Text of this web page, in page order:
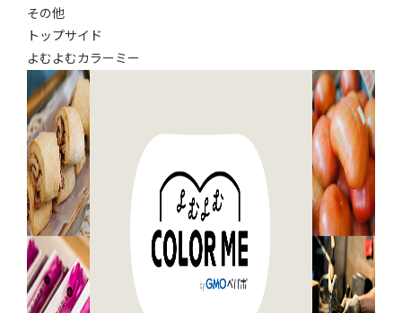
その他
トップサイド
よむよむカラーミー